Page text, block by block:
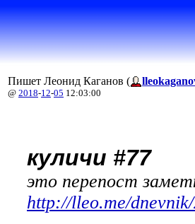
Пишет Леонид Каганов (
@ 2018-12-05 12:03:00
куличи #77
это перепост
http://lleo.me/